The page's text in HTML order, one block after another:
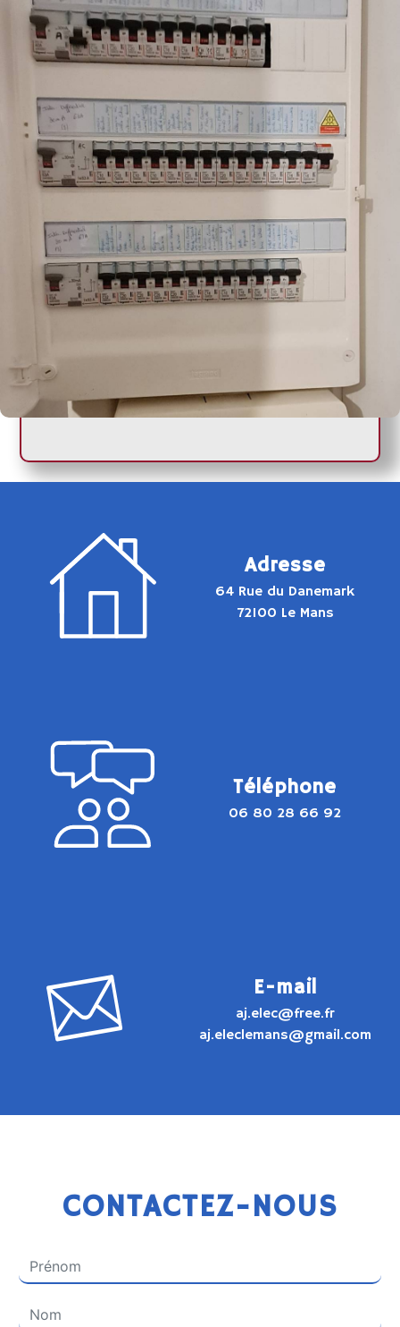
Adresse
64 Rue du Danemark
72100 Le Mans
Téléphone
06 80 28 66 92
E-mail
aj.elec@free.fr
aj.eleclemans@gmail.com
CONTACTEZ-NOUS